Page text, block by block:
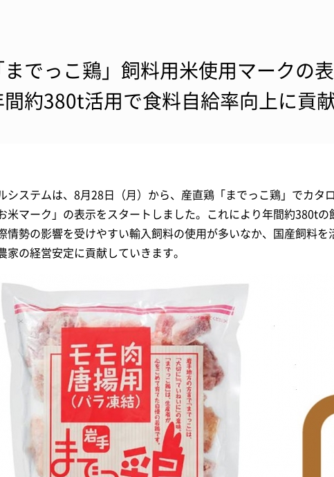
までっこ鶏」飼料用米使用マーク
間約380t活用で食料自給率向上に貢
システムは、8月28日（月）から、産直鶏「までっこ鶏」でカタ
お米マーク」の表示をスタートしました。これにより年間約380tの
情勢の影響を受けやすい輸入飼料の使用が多いなか、国産飼料を
家の経営安定に貢献していきます。